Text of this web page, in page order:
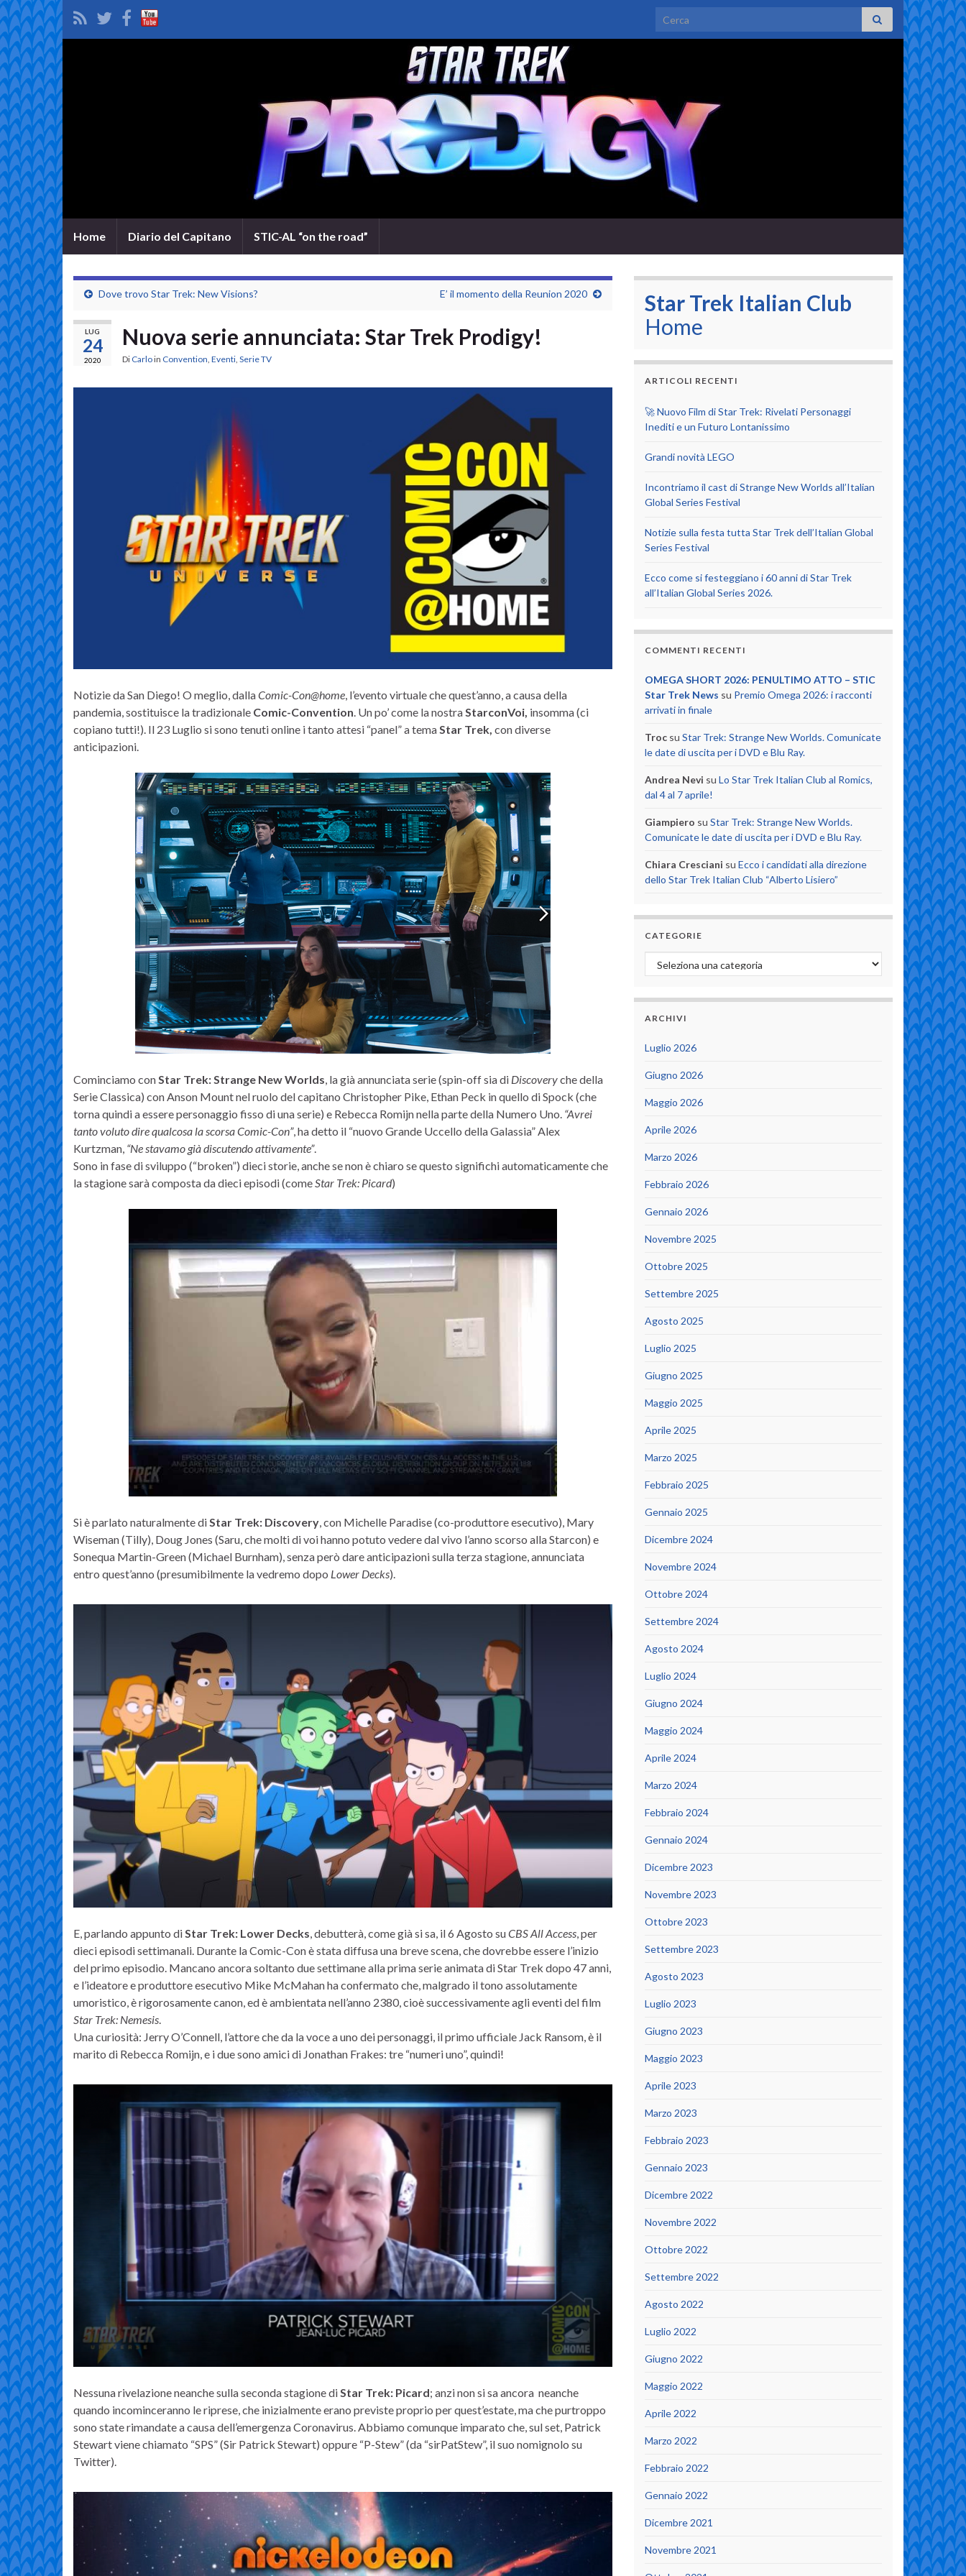
Search for:
Home Diario del Capitano STIC-AL “on the road”
Dove trovo Star Trek: New Visions? E’ il momento della Reunion 2020
LUG
24
2020
Nuova serie annunciata: Star Trek Prodigy!
Di Carloin Convention, Eventi, Serie TV
Notizie da San Diego! O meglio, dallaComic-Con@home, l’evento virtuale che quest’anno, a causa della
pandemia, sostituisce la tradizionale Comic-Convention. Un po’ come la nostraStarconVoi, insomma (ci
copiano tutti!). Il 23 Luglio si sono tenuti online i tanto attesi “panel” a temaStar Trek, con diverse
anticipazioni.
Cominciamo conStar Trek: Strange New Worlds, la già annunciata serie (spin-off sia di Discoveryche della
Serie Classica) con Anson Mount nel ruolo del capitano Christopher Pike, Ethan Peck in quello di Spock (che
torna quindi a essere personaggio fisso di una serie) e Rebecca Romijn nella parte della Numero Uno. “Avrei
tanto voluto dire qualcosa la scorsa Comic-Con”, ha detto il “nuovo Grande Uccello della Galassia” Alex
Kurtzman, “Ne stavamo già discutendo attivamente”.
Sono in fase di sviluppo (“broken”) dieci storie, anche se non è chiaro se questo significhi automaticamente che
la stagione sarà composta da dieci episodi (comeStar Trek: Picard)
Si è parlato naturalmente di Star Trek: Discovery , con Michelle Paradise (co-produttore esecutivo), Mary
Wiseman (Tilly), Doug Jones (Saru, che molti di voi hanno potuto vedere dal vivo l’anno scorso alla Starcon) e
Sonequa Martin-Green (Michael Burnham), senza però dare anticipazioni sulla terza stagione, annunciata
entro quest’anno (presumibilmente la vedremo dopo Lower Decks).
E, parlando appunto di Star Trek: Lower Decks , debutterà, come già si sa, il 6 Agosto suCBS All Access , per
dieci episodi settimanali. Durante la Comic-Con è stata diffusa una breve scena, che dovrebbe essere l’inizio
del primo episodio. Mancano ancora soltanto due settimane alla prima serie animata di Star Trek dopo 47 anni,
e l’ideatore e produttore esecutivo Mike McMahan ha confermato che, malgrado il tono assolutamente
umoristico, è rigorosamente canon, ed è ambientata nell’anno 2380, cioè successivamente agli eventi del film
Star Trek: Nemesis
Una curiosità: Jerry O’Connell, l’attore che da la voce a uno dei personaggi, il primo ufficiale Jack Ransom, è il
marito di Rebecca Romijn, e i due sono amici di Jonathan Frakes: tre “numeri uno”, quindi!
Nessuna rivelazione neanche sulla seconda stagione diStar Trek: Picard; anzi non si sa ancora neanche
quando incominceranno le riprese, che inizialmente erano previste proprio per quest’estate, ma che purtroppo
sono state rimandate a causa dell’emergenza Coronavirus. Abbiamo comunque imparato che, sul set, Patrick
Stewart viene chiamato “SPS” (Sir Patrick Stewart) oppure “P-Stew” (da “sirPatStew”, il suo nomignolo su
Twitter).
Star Trek Italian Club
Home
ARTICOLI RECENTI
🚀 Nuovo Film di Star Trek: Rivelati Personaggi
Inediti e un Futuro Lontanissimo
Grandi novità LEGO
Incontriamo il cast di Strange New Worlds all’Italian
Global Series Festival
Notizie sulla festa tutta Star Trek dell’Italian Global
Series Festival
Ecco come si festeggiano i 60 anni di Star Trek
all’Italian Global Series 2026.
COMMENTI RECENTI
OMEGA SHORT 2026: PENULTIMO ATTO – STIC
Star Trek News su Premio Omega 2026: i racconti
arrivati in finale
Troc su Star Trek: Strange New Worlds. Comunicate
le date di uscita per i DVD e Blu Ray.
Andrea Nevi su Lo Star Trek Italian Club al Romics,
dal 4 al 7 aprile!
Giampiero su Star Trek: Strange New Worlds.
Comunicate le date di uscita per i DVD e Blu Ray.
Chiara Cresciani su Ecco i candidati alla direzione
dello Star Trek Italian Club “Alberto Lisiero”
CATEGORIE
Categorie
ARCHIVI
Luglio 2026
Giugno 2026
Maggio 2026
Aprile 2026
Marzo 2026
Febbraio 2026
Gennaio 2026
Novembre 2025
Ottobre 2025
Settembre 2025
Agosto 2025
Luglio 2025
Giugno 2025
Maggio 2025
Aprile 2025
Marzo 2025
Febbraio 2025
Gennaio 2025
Dicembre 2024
Novembre 2024
Ottobre 2024
Settembre 2024
Agosto 2024
Luglio 2024
Giugno 2024
Maggio 2024
Aprile 2024
Marzo 2024
Febbraio 2024
Gennaio 2024
Dicembre 2023
Novembre 2023
Ottobre 2023
Settembre 2023
Agosto 2023
Luglio 2023
Giugno 2023
Maggio 2023
Aprile 2023
Marzo 2023
Febbraio 2023
Gennaio 2023
Dicembre 2022
Novembre 2022
Ottobre 2022
Settembre 2022
Agosto 2022
Luglio 2022
Giugno 2022
Maggio 2022
Aprile 2022
Marzo 2022
Febbraio 2022
Gennaio 2022
Dicembre 2021
Novembre 2021